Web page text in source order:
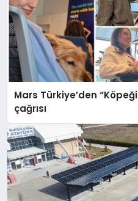
Mars Türkiye’den
çağrısı